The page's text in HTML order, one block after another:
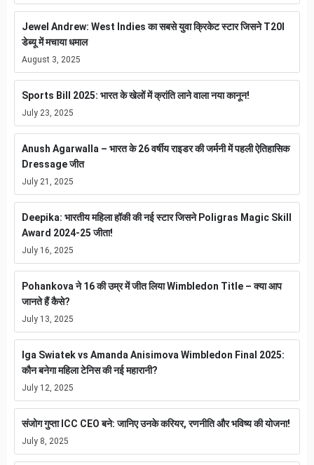
Jewel Andrew: West Indies का सबसे युवा क्रिकेट स्टार जिसने T20I
डेब्यू में मचाया धमाल
August 3, 2025
Sports Bill 2025: भारत के खेलों में क्रांति लाने वाला नया कानून!
July 23, 2025
Anush Agarwalla – भारत के 26 वर्षीय राइडर की जर्मनी में पहली ऐतिहासिक
Dressage जीत
July 21, 2025
Deepika: भारतीय महिला हॉकी की नई स्टार जिसने Poligras Magic Skill
Award 2024-25 जीता!
July 16, 2025
Pohankova ने 16 की उम्र में जीत लिया Wimbledon Title – क्या आप
जानते हैं कैसे?
July 13, 2025
Iga Swiatek vs Amanda Anisimova Wimbledon Final 2025:
कौन बनेगा महिला टेनिस की नई महारानी?
July 12, 2025
संजोग गुप्ता ICC CEO बने: जानिए उनके करियर, रणनीति और भविष्य की योजना!
July 8, 2025